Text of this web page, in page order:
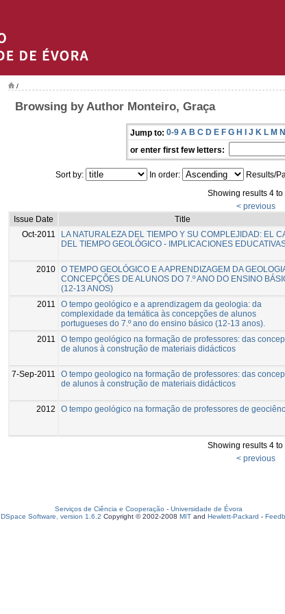
/
Browsing by Author Monteiro, Graça
Jump to: 0-9 A B C D E F G H I J K L M N
or enter first few letters:
Sort by: In order: Results/
Showing results 4 to
< previous
Issue Date
Title
Oct-2011
LA NATURALEZA DEL TIEMPO Y SU COMPLEJIDAD: EL
DEL TIEMPO GEOLÓGICO - IMPLICACIONES
2010 O TEMPO GEOLÓGICO E A APRENDIZAGEM DA
CONCEPÇÕES DE ALUNOS DO 7.º ANO DO ENSINO
(12-13 ANOS)
2011
O tempo geológico e a aprendizagem da geologia: da
complexidade da temática às concepções de alunos
portugueses do 7.º ano do ensino básico (12-13 anos).
2011
O tempo geológico na formação de professores: das
de alunos à construção de materiais didácticos
7-Sep-2011
O tempo geologico na formação de professores: das
de alunos à construção de materiais didácticos
2012
O tempo geológico na formação de professores de
Showing results 4 to
< previous
Serviços de Ciência e Cooperação - Universidade de Évora
DSpace Software, version 1.6.2 Copyright © 2002-2008 MIT and Hewlett-Packard -